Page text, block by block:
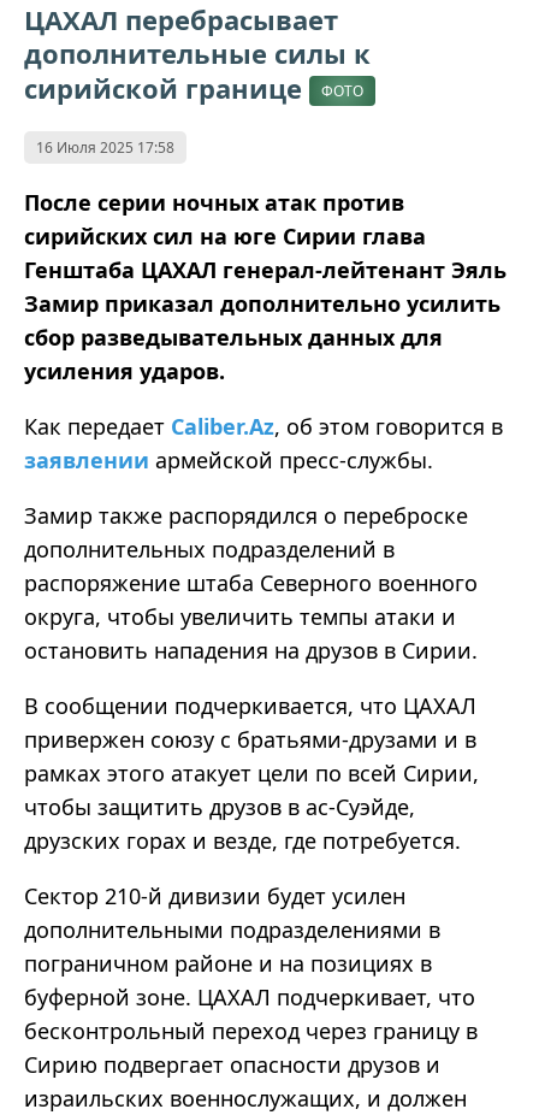
ЦАХАЛ перебрасывает
дополнительные силы к
сирийской границе
ФОТО
16 Июля 2025 17:58
После серии ночных атак против
сирийских сил на юге Сирии глава
Генштаба ЦАХАЛ генерал-лейтенант Эяль
Замир приказал дополнительно усилить
сбор разведывательных данных для
усиления ударов.
Как передает Caliber.Az, об этом говорится в
заявлении армейской пресс-службы.
Замир также распорядился о переброске
дополнительных подразделений в
распоряжение штаба Северного военного
округа, чтобы увеличить темпы атаки и
остановить нападения на друзов в Сирии.
В сообщении подчеркивается, что ЦАХАЛ
привержен союзу с братьями-друзами и в
рамках этого атакует цели по всей Сирии,
чтобы защитить друзов в ас-Суэйде,
друзских горах и везде, где потребуется.
Сектор 210-й дивизии будет усилен
дополнительными подразделениями в
пограничном районе и на позициях в
буферной зоне. ЦАХАЛ подчеркивает, что
бесконтрольный переход через границу в
Сирию подвергает опасности друзов и
израильских военнослужащих, и должен